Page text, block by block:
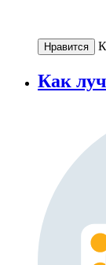
Нравится
Как